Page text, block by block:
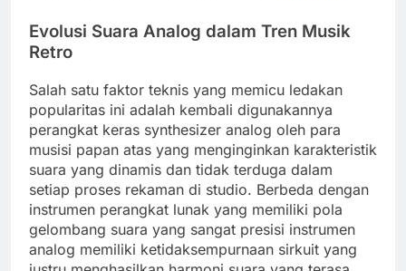
Evolusi Suara Analog dalam Tren Musik
Retro
Salah satu faktor teknis yang memicu ledakan
popularitas ini adalah kembali digunakannya
perangkat keras synthesizer analog oleh para
musisi papan atas yang menginginkan karakteristik
suara yang dinamis dan tidak terduga dalam
setiap proses rekaman di studio. Berbeda dengan
instrumen perangkat lunak yang memiliki pola
gelombang suara yang sangat presisi instrumen
analog memiliki ketidaksempurnaan sirkuit yang